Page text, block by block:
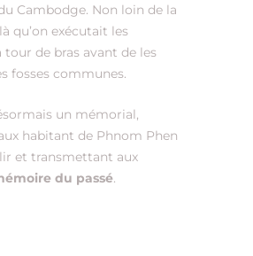
Cambodge. Non loin de la
qu’on exécutait les
tour de bras avant de les
fosses communes.
un mémorial,
habitant de Phnom Phen
et transmettant aux
du passé.